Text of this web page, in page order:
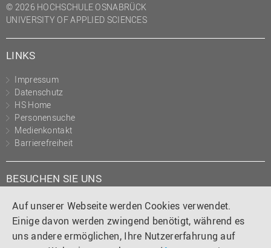
Auf unserer Webseite werden Cookies verwendet.
Einige davon werden zwingend benötigt, während es
uns andere ermöglichen, Ihre Nutzererfahrung auf
© 2026 HOCHSCHULE OSNABRÜCK
UNIVERSITY OF APPLIED SCIENCES
LINKS
Impressum
Datenschutz
HS Home
Personensuche
Medienkontakt
Barrierefreiheit
BESUCHEN SIE UNS
Instagram
TiktokLinkedIn
YouTube
Facebook